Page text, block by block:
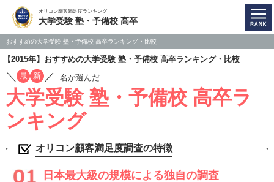
オリコン顧客満足度ランキング
大学受験 塾・予備校 高卒
おすすめの大学受験 塾・予備校 高卒ランキング・比較
【2015年】おすすめの大学受験 塾・予備校 高卒ランキング・比較
／ 最 新 ／ 名が選んだ
大学受験 塾・予備校 高卒ラ
ンキング
オリコン顧客満足度調査の特徴
日本最大級の規模による独自の調査